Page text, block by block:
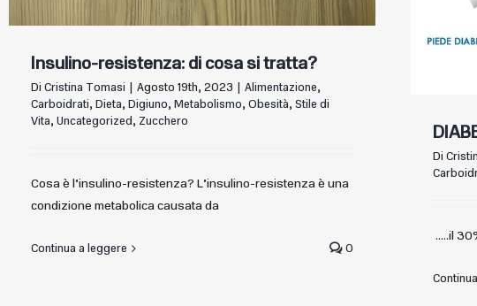
Insulino-resistenza: di cosa si tratta?
Di Cristina Tomasi | Agosto 19th, 2023 | Alimentazione,
Carboidrati, Dieta, Digiuno, Metabolismo, Obesità, Stile di
Vita, Uncategorized, Zucchero
Cosa è l’insulino-resistenza? L’insulino-resistenza è una
condizione metabolica causata da
Continua a leggere 0
Di
.....il